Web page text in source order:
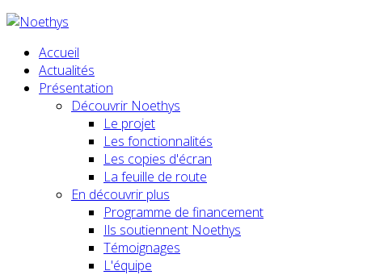
Accueil
Actualités
Présentation
Découvrir Noethys
Le projet
Les fonctionnalités
Les copies d'écran
La feuille de route
En découvrir plus
Programme de financement
Ils soutiennent Noethys
Témoignages
L'équipe